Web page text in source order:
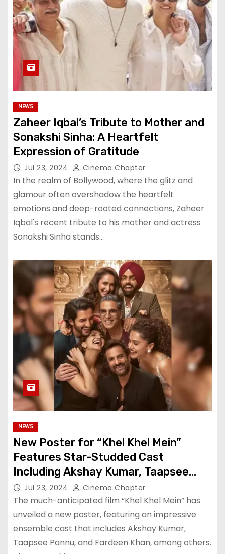
NEWS
Zaheer Iqbal’s Tribute to Mother and
Sonakshi Sinha: A Heartfelt
Expression of Gratitude
Jul 23, 2024 Cinema Chapter
In the realm of Bollywood, where the glitz and
glamour often overshadow the heartfelt
emotions and deep-rooted connections, Zaheer
Iqbal's recent tribute to his mother and actress
Sonakshi Sinha stands…
NEWS
New Poster for “Khel Khel Mein”
Features Star-Studded Cast
Including Akshay Kumar, Taapsee
Pannu, Fardeen Khan, and More
Jul 23, 2024 Cinema Chapter
The much-anticipated film “Khel Khel Mein” has
unveiled a new poster, featuring an impressive
ensemble cast that includes Akshay Kumar,
Taapsee Pannu, and Fardeen Khan, among others.